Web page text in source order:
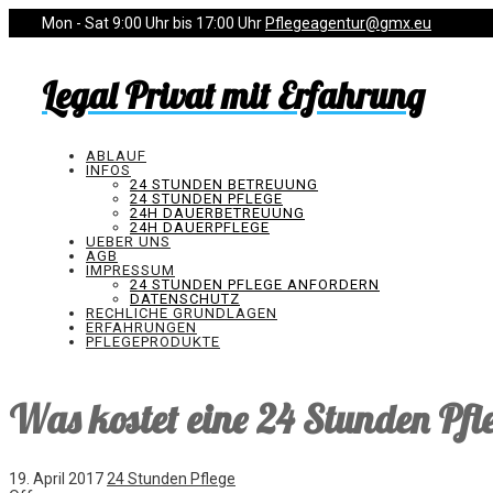
Mon - Sat 9:00 Uhr bis 17:00 Uhr Pflegeagentur@gmx.eu
Legal Privat mit Erfahrung
ABLAUF
INFOS
24 STUNDEN BETREUUNG
24 STUNDEN PFLEGE
24H DAUERBETREUUNG
24H DAUERPFLEGE
UEBER UNS
AGB
IMPRESSUM
24 STUNDEN PFLEGE ANFORDERN
DATENSCHUTZ
RECHLICHE GRUNDLAGEN
ERFAHRUNGEN
PFLEGEPRODUKTE
Was kostet eine 24 Stunden
19. April 2017 24 Stunden Pflege